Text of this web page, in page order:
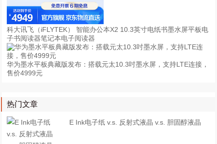
科大讯飞（iFLYTEK） 智能办公本X2 10.3英寸电纸书墨水屏平板电
子书阅读器笔记本电子阅读器
华为墨水平板典藏版发布：搭载元太10.3吋墨水屏，支持LTE连接，
售价4999元
热门文章
E Ink电子纸 v.s. 反射式液晶 v.s. 胆固醇液晶